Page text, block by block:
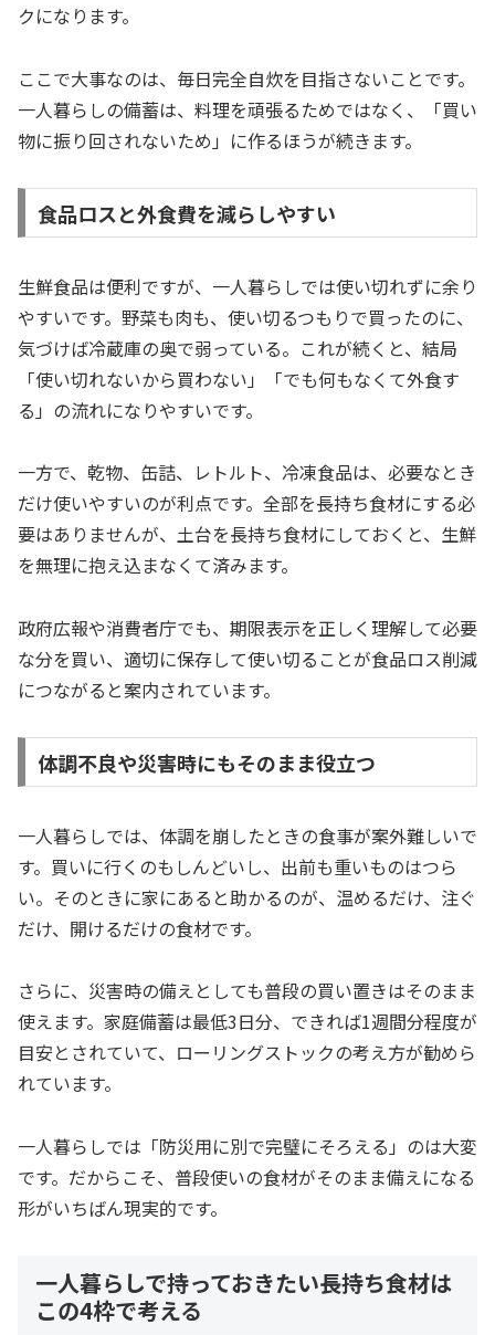
クになります。
ここで大事なのは、毎日完全自炊を目指さないことです。
一人暮らしの備蓄は、料理を頑張るためではなく、「買い
物に振り回されないため」に作るほうが続きます。
食品ロスと外食費を減らしやすい
生鮮食品は便利ですが、一人暮らしでは使い切れずに余り
やすいです。野菜も肉も、使い切るつもりで買ったのに、
気づけば冷蔵庫の奥で弱っている。これが続くと、結局
「使い切れないから買わない」「でも何もなくて外食す
る」の流れになりやすいです。
一方で、乾物、缶詰、レトルト、冷凍食品は、必要なとき
だけ使いやすいのが利点です。全部を長持ち食材にする必
要はありませんが、土台を長持ち食材にしておくと、生鮮
を無理に抱え込まなくて済みます。
政府広報や消費者庁でも、期限表示を正しく理解して必要
な分を買い、適切に保存して使い切ることが食品ロス削減
につながると案内されています。
体調不良や災害時にもそのまま役立つ
一人暮らしでは、体調を崩したときの食事が案外難しいで
す。買いに行くのもしんどいし、出前も重いものはつら
い。そのときに家にあると助かるのが、温めるだけ、注ぐ
だけ、開けるだけの食材です。
さらに、災害時の備えとしても普段の買い置きはそのまま
使えます。家庭備蓄は最低3日分、できれば1週間分程度が
目安とされていて、ローリングストックの考え方が勧めら
れています。
一人暮らしでは「防災用に別で完璧にそろえる」のは大変
です。だからこそ、普段使いの食材がそのまま備えになる
形がいちばん現実的です。
一人暮らしで持っておきたい長持ち食材は
この4枠で考える